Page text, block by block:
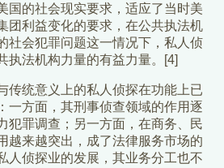
国的社会现实要求，适应了当时美
团利益变化的要求，在公共执法机
社会犯罪问题这一情况下，私人侦
执法机构力量的有益力量。[4]
传统意义上的私人侦探在功能上已
一方面，其刑事侦查领域的作用逐
犯罪调查；另一方面，在商务、民
越来越突出，成了法律服务市场的
人侦探业的发展，其业务分工也不